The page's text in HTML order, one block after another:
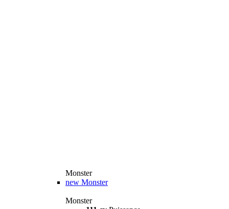
Monster
new Monster
Monster